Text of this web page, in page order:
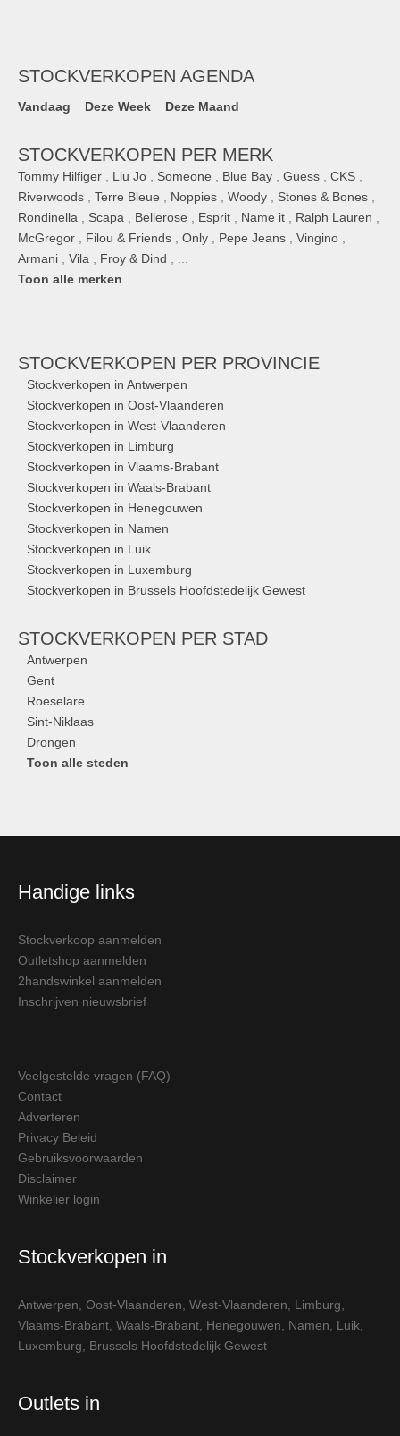
STOCKVERKOPEN AGENDA
Vandaag Deze Week Deze Maand
STOCKVERKOPEN PER MERK
Tommy Hilfiger Liu Jo Someone Blue Bay Guess CKS
Riverwoods
Terre Bleue Noppies Woody Stones & Bones
Rondinella
Scapa Bellerose Esprit Name it Ralph Lauren
McGregor
Filou & Friends Only Pepe Jeans Vingino
Armani
Vila Froy & Dind
Toon alle merken
STOCKVERKOPEN PER PROVINCIE
Stockverkopen in Antwerpen
Stockverkopen in Oost-Vlaanderen
Stockverkopen in West-Vlaanderen
Stockverkopen in Limburg
Stockverkopen in Vlaams-Brabant
Stockverkopen in Waals-Brabant
Stockverkopen in Henegouwen
Stockverkopen in Namen
Stockverkopen in Luik
Stockverkopen in Luxemburg
Stockverkopen in Brussels Hoofdstedelijk Gewest
STOCKVERKOPEN PER STAD
Antwerpen
Gent
Roeselare
Sint-Niklaas
Drongen
Toon alle steden
Handige links
Stockverkoop aanmelden
Outletshop aanmelden
2handswinkel aanmelden
Inschrijven nieuwsbrief
Veelgestelde vragen (FAQ)
Contact
Adverteren
Privacy Beleid
Gebruiksvoorwaarden
Disclaimer
Winkelier login
Stockverkopen in
Antwerpen Oost-Vlaanderen West-Vlaanderen Limburg
Vlaams-Brabant Waals-Brabant Henegouwen Namen Luik
Luxemburg
Brussels Hoofdstedelijk Gewest
Outlets in